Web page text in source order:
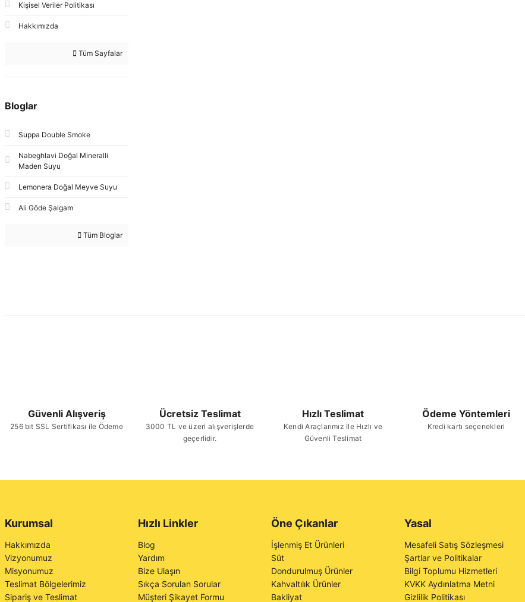
Kişisel Veriler Politikası
Hakkımızda
Tüm Sayfalar
Bloglar
Suppa Double Smoke
Nabeghlavi Doğal Mineralli
Maden Suyu
Lemonera Doğal Meyve Suyu
Ali Göde Şalgam
Tüm Bloglar
Güvenli Alışveriş
256 bit SSL Sertifikası ile Ödeme
Ücretsiz Teslimat
3000 TL ve üzeri alışverişlerde
geçerlidir.
Hızlı Teslimat
Kendi Araçlarımız İle Hızlı ve
Güvenli Teslimat
Ödeme Yöntemleri
Kredi kartı seçenekleri
Kurumsal
Hakkımızda
Vizyonumuz
Misyonumuz
Teslimat Bölgelerimiz
Sipariş ve Teslimat
Hızlı Linkler
Blog
Yardım
Bize Ulaşın
Sıkça Sorulan Sorular
Müşteri Şikayet Formu
Öne Çıkanlar
İşlenmiş Et Ürünleri
Süt
Dondurulmuş Ürünler
Kahvaltılık Ürünler
Bakliyat
Yasal
Mesafeli Satış Sözleşmesi
Şartlar ve Politikalar
Bilgi Toplumu Hizmetleri
KVKK Aydınlatma Metni
Gizlilik Politikası